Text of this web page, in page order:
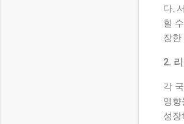
다.
힐
장한
2.
각
영
성장